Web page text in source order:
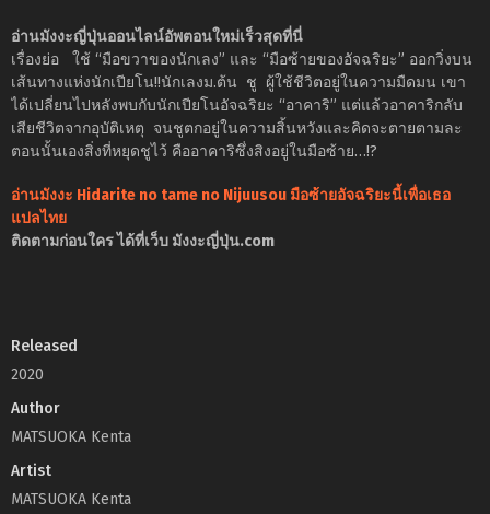
อ่านมังงะญี่ปุ่นออนไลน์อัพตอนใหม่เร็วสุดที่นี่
เรื่องย่อ ใช้ “มือขวาของนักเลง” และ “มือซ้ายของอัจฉริยะ” ออกวิ่งบน
เส้นทางแห่งนักเปียโน!!นักเลงม.ต้น ชู ผู้ใช้ชีวิตอยู่ในความมืดมน เขา
ได้เปลี่ยนไปหลังพบกับนักเปียโนอัจฉริยะ “อาคาริ” แต่แล้วอาคาริกลับ
เสียชีวิตจากอุบัติเหตุ จนชูตกอยู่ในความสิ้นหวังและคิดจะตายตามละ
ตอนนั้นเองสิ่งที่หยุดชูไว้ คืออาคาริซึ่งสิงอยู่ในมือซ้าย…!?
อ่านมังงะ Hidarite no tame no Nijuusou มือซ้ายอัจฉริยะนี้เพื่อเธอ
แปลไทย
ติดตามก่อนใคร ได้ที่เว็บ มังงะญี่ปุ่น.com
Released
2020
Author
MATSUOKA Kenta
Artist
MATSUOKA Kenta